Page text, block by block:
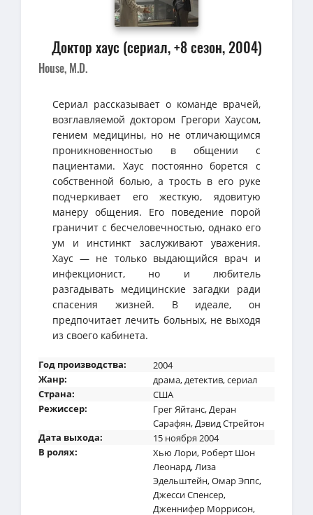
Доктор хаус (сериал, +8 сезон, 2004)
House, M.D.
Сериал рассказывает о команде врачей,
возглавляемой доктором Грегори Хаусом,
гением медицины, но не отличающимся
проникновенностью в общении с
пациентами. Хаус постоянно борется с
собственной болью, а трость в его руке
подчеркивает его жесткую, ядовитую
манеру общения. Его поведение порой
граничит с бесчеловечностью, однако его
ум и инстинкт заслуживают уважения.
Хаус — не только выдающийся врач и
инфекционист, но и любитель
разгадывать медицинские загадки ради
спасения жизней. В идеале, он
предпочитает лечить больных, не выходя
из своего кабинета.
Год производства:
2004
Жанр:
драма,детектив,сериал
Страна:
США
Режиссер:
Грег Яйтанс,Деран
Сарафян,Дэвид Стрейтон
Дата выхода:
15 ноября 2004
В ролях:
Хью Лори, Роберт Шон
Леонард,Лиза
Эдельштейн,Омар Эппс,
Джесси Спенсер,
Дженнифер Моррисон,